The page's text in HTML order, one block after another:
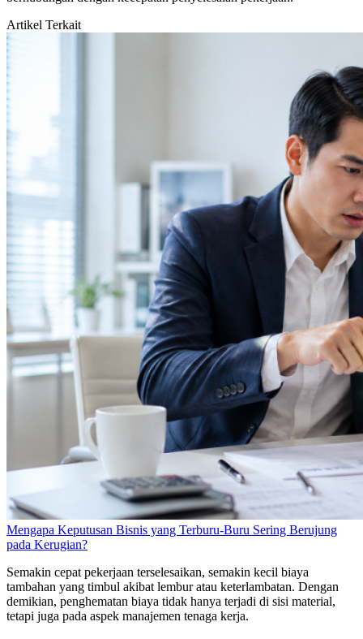
Artikel Terkait
Mengapa Keputusan Bisnis yang Terburu-Buru Sering Berujung
pada Kerugian?
Semakin cepat pekerjaan terselesaikan, semakin kecil biaya
tambahan yang timbul akibat lembur atau keterlambatan. Dengan
demikian, penghematan biaya tidak hanya terjadi di sisi material,
tetapi juga pada aspek manajemen tenaga kerja.